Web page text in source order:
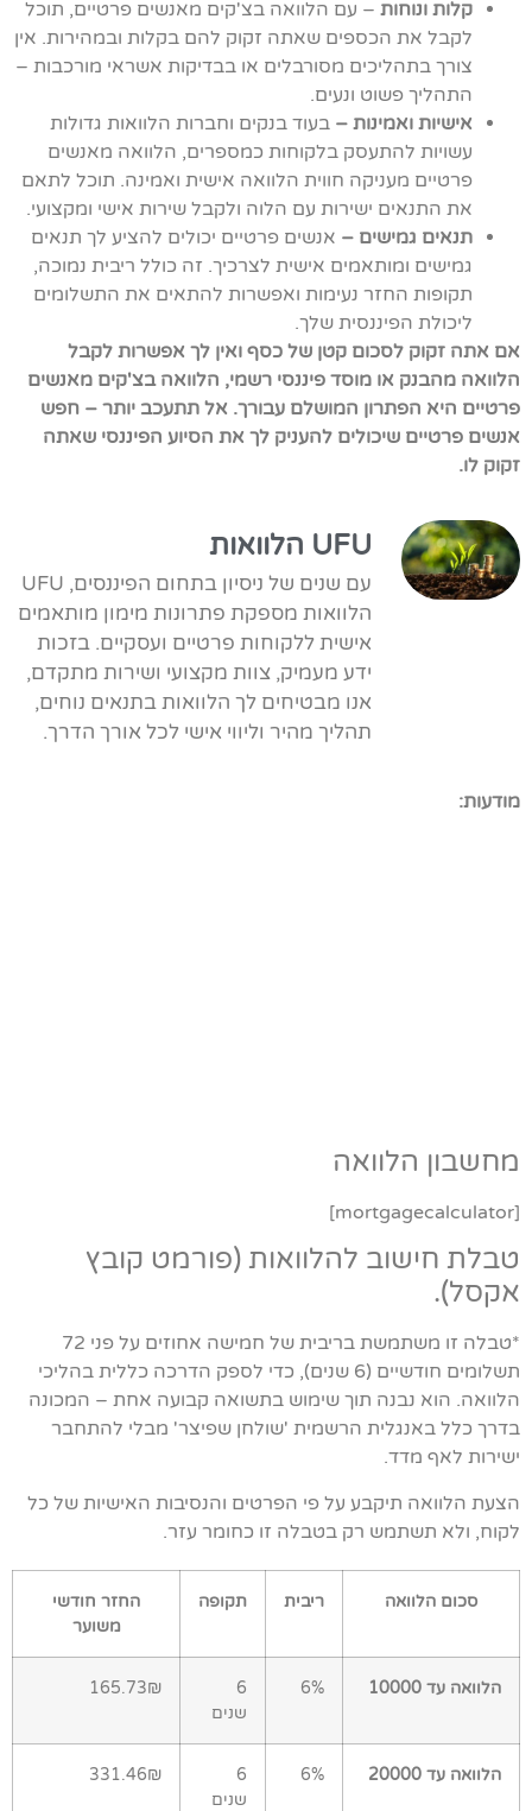
קלות ונוחות – עם הלוואה בצ'קים מאנשים פרטיים, תוכל
לקבל את הכספים שאתה זקוק להם בקלות ובמהירות. אין
צורך בתהליכים מסורבלים או בבדיקות אשראי מורכבות –
התהליך פשוט ונעים.
אישיות ואמינות – בעוד בנקים וחברות הלוואות גדולות
עשויות להתעסק בלקוחות כמספרים, הלוואה מאנשים
פרטיים מעניקה חווית הלוואה אישית ואמינה. תוכל לתאם
את התנאים ישירות עם הלוה ולקבל שירות אישי ומקצועי.
תנאים גמישים – אנשים פרטיים יכולים להציע לך תנאים
גמישים ומותאמים אישית לצרכיך. זה כולל ריבית נמוכה,
תקופות החזר נעימות ואפשרות להתאים את התשלומים
ליכולת הפיננסית שלך.
אם אתה זקוק לסכום קטן של כסף ואין לך אפשרות לקבל
הלוואה מהבנק או מוסד פיננסי רשמי, הלוואה בצ'קים מאנשים
פרטיים היא הפתרון המושלם עבורך. אל תתעכב יותר – חפש
אנשים פרטיים שיכולים להעניק לך את הסיוע הפיננסי שאתה
זקוק לו.
UFU הלוואות
עם שנים של ניסיון בתחום הפיננסים, UFU
הלוואות מספקת פתרונות מימון מותאמים
אישית ללקוחות פרטיים ועסקיים. בזכות
ידע מעמיק, צוות מקצועי ושירות מתקדם,
אנו מבטיחים לך הלוואות בתנאים נוחים,
תהליך מהיר וליווי אישי לכל אורך הדרך.
מודעות:
מחשבון הלוואה
[mortgagecalculator]
טבלת חישוב להלוואות (פורמט קובץ
אקסל).
*טבלה זו משתמשת בריבית של חמישה אחוזים על פני 72
תשלומים חודשיים (6 שנים), כדי לספק הדרכה כללית בהליכי
הלוואה. הוא נבנה תוך שימוש בתשואה קבועה אחת – המכונה
בדרך כלל באנגלית הרשמית 'שולחן שפיצר' מבלי להתחבר
ישירות לאף מדד.
הצעת הלוואה תיקבע על פי הפרטים והנסיבות האישיות של כל
לקוח, ולא תשתמש רק בטבלה זו כחומר עזר.
סכום הלוואה ריבית תקופה
החזר חודשי
משוער
הלוואה עד 10000 6%
6
שנים
165.73₪
הלוואה עד 20000 6%
6
שנים
331.46₪